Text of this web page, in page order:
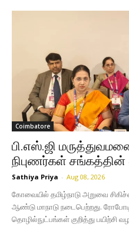
Coimbatore
பி.எஸ்.ஜி
நிபுணர்கள் சங்கத்தின்
Sathiya Priya - Aug 08, 2026
கோவையில் தமிழ்நாடு அறுவை
ஆண்டு மாநாடு நடைபெற்றது.
தொழில்நுட்பங்கள் குறித்து பயிற்சி